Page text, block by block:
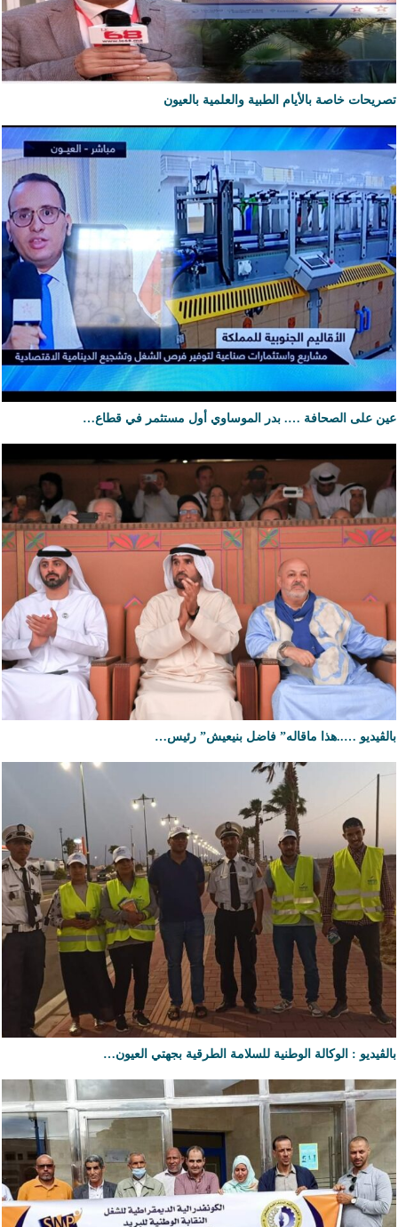
تصريحات خاصة بالأيام الطبية والعلمية بالعيون
عين على الصحافة …. بدر الموساوي أول مستثمر في قطاع…
بالڤيديو …..هذا ماقاله” فاضل بنيعيش” رئيس…
بالڤيديو : الوكالة الوطنية للسلامة الطرقية بجهتي العيون…